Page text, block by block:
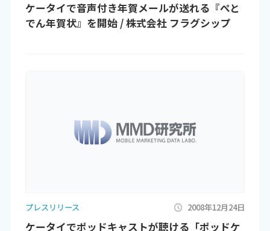
ケータイで音声付き年賀メールが送れる『ぺと
でん年賀状』を開始 / 株式会社 フラグシップ
プレスリリース 2008年12月24日
ケータイでポッドキャストが聴ける「ポッドケ